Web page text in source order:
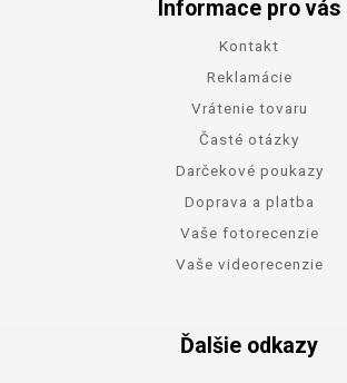
Informace pro vás
Kontakt
Reklamácie
Vrátenie tovaru
Časté otázky
Darčekové poukazy
Doprava a platba
Vaše fotorecenzie
Vaše videorecenzie
Ďalšie odkazy